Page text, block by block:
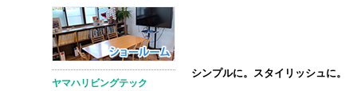
ヤマハリビングテック
シンプルに。スタイリッシュに。